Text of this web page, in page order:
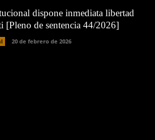
dispone inmediata libertad
[Pleno de sentencia 44/2026]
20 de febrero de 2026